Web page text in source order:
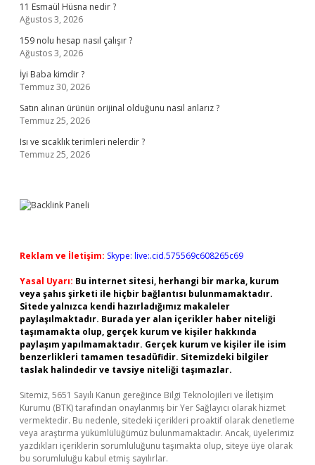
11 Esmaül Hüsna nedir ?
Ağustos 3, 2026
159 nolu hesap nasıl çalışır ?
Ağustos 3, 2026
İyi Baba kimdir ?
Temmuz 30, 2026
Satın alınan ürünün orijinal olduğunu nasıl anlarız ?
Temmuz 25, 2026
Isı ve sıcaklık terimleri nelerdir ?
Temmuz 25, 2026
Reklam ve İletişim: Skype: live:.cid.575569c608265c69
Yasal Uyarı: Bu internet sitesi, herhangi bir marka, kurum
veya şahıs şirketi ile hiçbir bağlantısı bulunmamaktadır.
Sitede yalnızca kendi hazırladığımız makaleler
paylaşılmaktadır. Burada yer alan içerikler haber niteliği
taşımamakta olup, gerçek kurum ve kişiler hakkında
paylaşım yapılmamaktadır. Gerçek kurum ve kişiler ile isim
benzerlikleri tamamen tesadüfidir. Sitemizdeki bilgiler
taslak halindedir ve tavsiye niteliği taşımazlar.
Sitemiz, 5651 Sayılı Kanun gereğince Bilgi Teknolojileri ve İletişim
Kurumu (BTK) tarafından onaylanmış bir Yer Sağlayıcı olarak hizmet
vermektedir. Bu nedenle, sitedeki içerikleri proaktif olarak denetleme
veya araştırma yükümlülüğümüz bulunmamaktadır. Ancak, üyelerimiz
yazdıkları içeriklerin sorumluluğunu taşımakta olup, siteye üye olarak
bu sorumluluğu kabul etmiş sayılırlar.